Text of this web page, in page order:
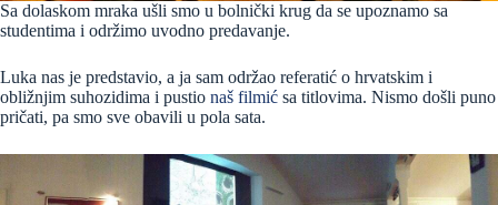
Sa dolaskom mraka ušli smo u bolnički krug da se upoznamo sa
studentima i održimo uvodno predavanje.
Luka nas je predstavio, a ja sam održao referatić o hrvatskim i
obližnjim suhozidima i pustio naš filmić sa titlovima. Nismo došli puno
pričati, pa smo sve obavili u pola sata.